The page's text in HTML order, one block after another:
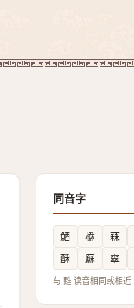
同音字
鯂 櫯 䔉
酥
㢝 窣
与 甦 读音相同或相近